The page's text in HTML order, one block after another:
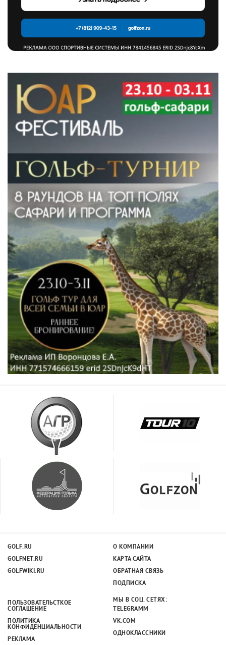
GOLF.RU
GOLFNET.RU
GOLFWIKI.RU
О КОМПАНИИ
КАРТА САЙТА
ОБРАТНАЯ СВЯЗЬ
ПОДПИСКА
ПОЛЬЗОВАТЕЛЬСТКОЕ
СОГЛАШЕНИЕ
ПОЛИТИКА
КОНФИДЕНЦИАЛЬНОСТИ
РЕКЛАМА
МЫ В СОЦ. СЕТЯХ:
TELEGRAMM
VK.COM
ОДНОКЛАССНИКИ